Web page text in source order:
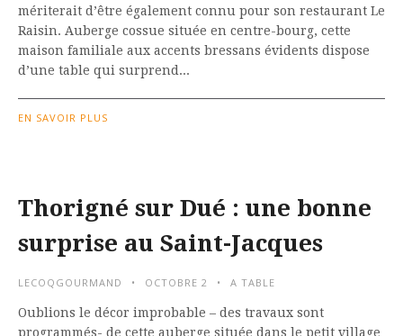
mériterait d’être également connu pour son restaurant Le
Raisin. Auberge cossue située en centre-bourg, cette
maison familiale aux accents bressans évidents dispose
d’une table qui surprend...
EN SAVOIR PLUS
Thorigné sur Dué : une bonne
surprise au Saint-Jacques
LECOQGOURMAND OCTOBRE 2 A TABLE
Oublions le décor improbable – des travaux sont
programmés- de cette auberge située dans le petit village